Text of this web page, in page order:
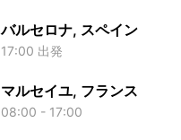
バルセロナ, スペイン
17:00 出発
マルセイユ, フランス
08:00 - 17:00